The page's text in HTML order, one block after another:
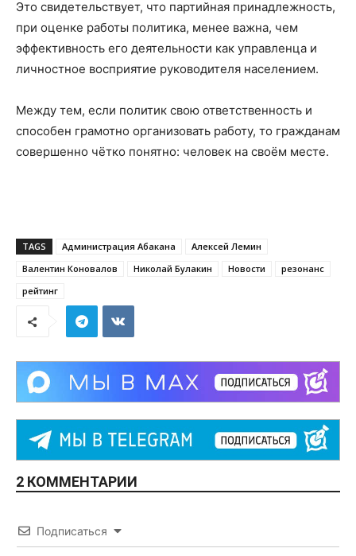
Это свидетельствует, что партийная принадлежность,
при оценке работы политика, менее важна, чем
эффективность его деятельности как управленца и
личностное восприятие руководителя населением.
Между тем, если политик свою ответственность и
способен грамотно организовать работу, то гражданам
совершенно чётко понятно: человек на своём месте.
TAGS Администрация Абакана
Алексей Лемин
Валентин Коновалов
Николай Булакин Новости
резонанс
рейтинг
2 КОММЕНТАРИИ
Подписаться